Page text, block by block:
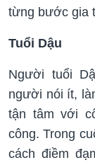
từng bước gia
Tuổi Dậu
Người tuổi
người nói ít,
tận tâm với
công. Trong
cách điềm